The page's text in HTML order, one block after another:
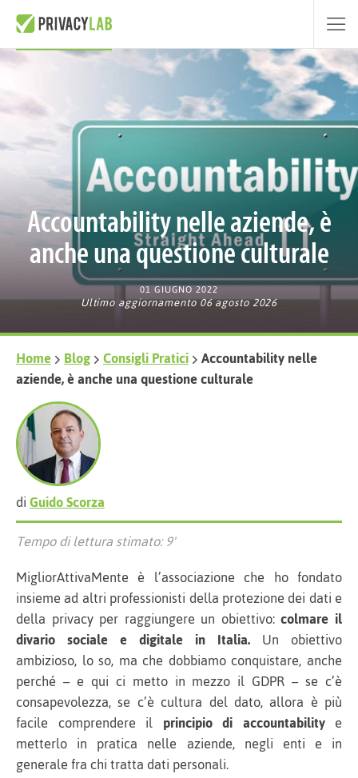
Accountability nelle aziende, è
anche una questione culturale
01 GIUGNO 2022
Ultimo aggiornamento 06 agosto 2026
Home Blog Consigli Pratici Accountability nelle
aziende, è anche una questione culturale
diGuido Scorza
Tempo di lettura stimato: 9'
MigliorAttivaMente è l’associazione che ho fondato
insieme ad altri professionisti della protezione dei dati e
della privacy per raggiungere un obiettivo:colmare il
divario sociale e digitale in Italia. Un obiettivo
ambizioso, lo so, ma che dobbiamo conquistare, anche
perché – e qui ci metto in mezzo il GDPR – se c’è
consapevolezza, se c’è cultura del dato, allora è più
facile comprendere il principio di accountabilitye
metterlo in pratica nelle aziende, negli enti e in
generale fra chi tratta dati personali.